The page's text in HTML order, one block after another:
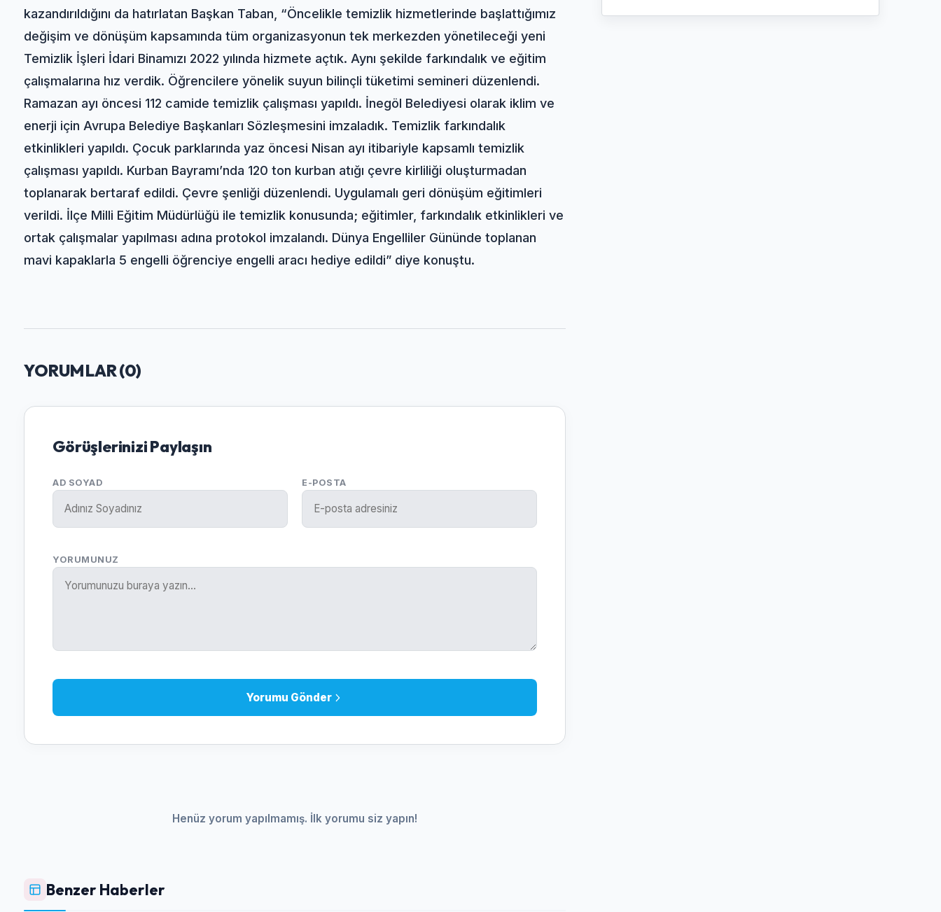
kazandırıldığını da hatırlatan Başkan Taban, “Öncelikle temizlik hizmetlerinde başlattığımız
değişim ve dönüşüm kapsamında tüm organizasyonun tek merkezden yönetileceği yeni
Temizlik İşleri İdari Binamızı 2022 yılında hizmete açtık. Aynı şekilde farkındalık ve eğitim
çalışmalarına hız verdik. Öğrencilere yönelik suyun bilinçli tüketimi semineri düzenlendi.
Ramazan ayı öncesi 112 camide temizlik çalışması yapıldı. İnegöl Belediyesi olarak iklim ve
enerji için Avrupa Belediye Başkanları Sözleşmesini imzaladık. Temizlik farkındalık
etkinlikleri yapıldı. Çocuk parklarında yaz öncesi Nisan ayı itibariyle kapsamlı temizlik
çalışması yapıldı. Kurban Bayramı’nda 120 ton kurban atığı çevre kirliliği oluşturmadan
toplanarak bertaraf edildi. Çevre şenliği düzenlendi. Uygulamalı geri dönüşüm eğitimleri
verildi. İlçe Milli Eğitim Müdürlüğü ile temizlik konusunda; eğitimler, farkındalık etkinlikleri ve
ortak çalışmalar yapılması adına protokol imzalandı. Dünya Engelliler Gününde toplanan
mavi kapaklarla 5 engelli öğrenciye engelli aracı hediye edildi” diye konuştu.
YORUMLAR (0)
Görüşlerinizi Paylaşın
AD SOYAD E-POSTA
YORUMUNUZ
Yorumu Gönder
Henüz yorum yapılmamış. İlk yorumu siz yapın!
Benzer Haberler